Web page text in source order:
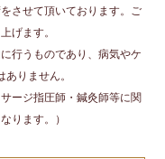
させて頂いております。ご
げます。
行うものであり、病気やケ
りません。
ージ指圧師・鍼灸師等に関
ります。）